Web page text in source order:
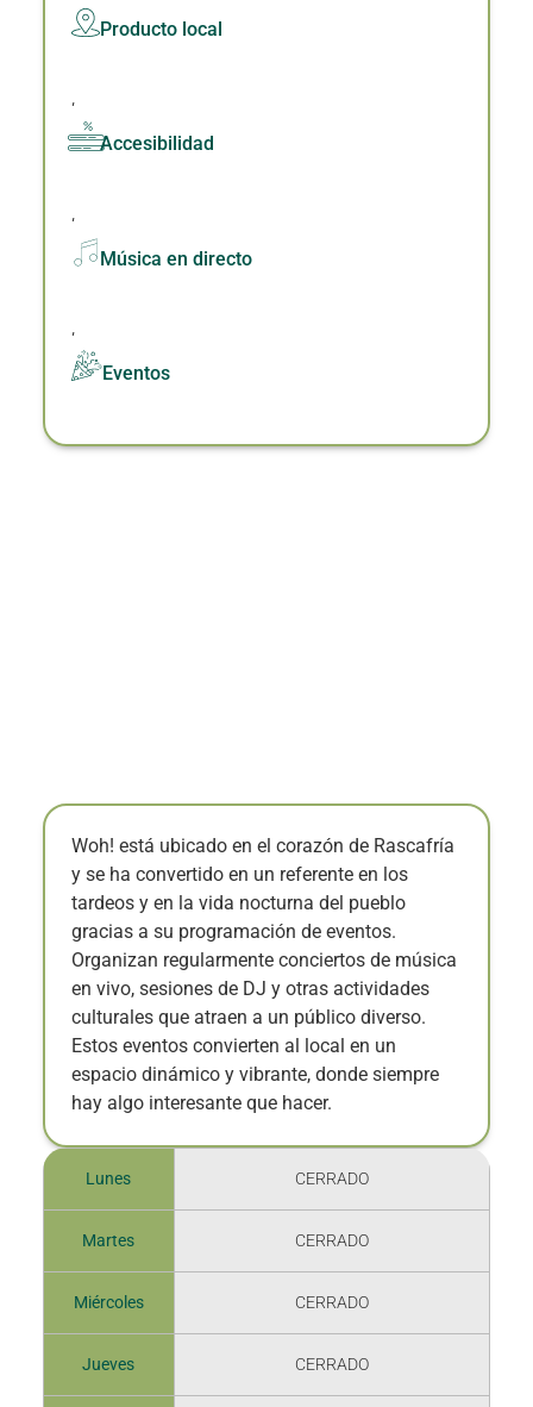
Producto local
,
Accesibilidad
,
Música en directo
,
Eventos
Woh! está ubicado en el corazón de Rascafría
y se ha convertido en un referente en los
tardeos y en la vida nocturna del pueblo
gracias a su programación de eventos.
Organizan regularmente conciertos de música
en vivo, sesiones de DJ y otras actividades
culturales que atraen a un público diverso.
Estos eventos convierten al local en un
espacio dinámico y vibrante, donde siempre
hay algo interesante que hacer.
Lunes CERRADO
Martes CERRADO
Miércoles CERRADO
Jueves CERRADO